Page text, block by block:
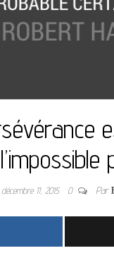
décembre 11, 2015 0 Par